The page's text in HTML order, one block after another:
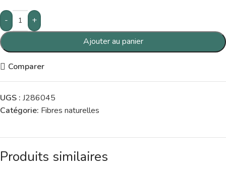
-
+
Ajouter au panier
Comparer
UGS : J286045
Catégorie: Fibres naturelles
Produits similaires